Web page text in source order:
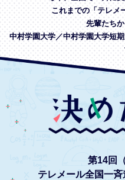
これまでの「テレメ
先輩たち
中村学園大学／中村学園大学短
第14回
テレメール全国一